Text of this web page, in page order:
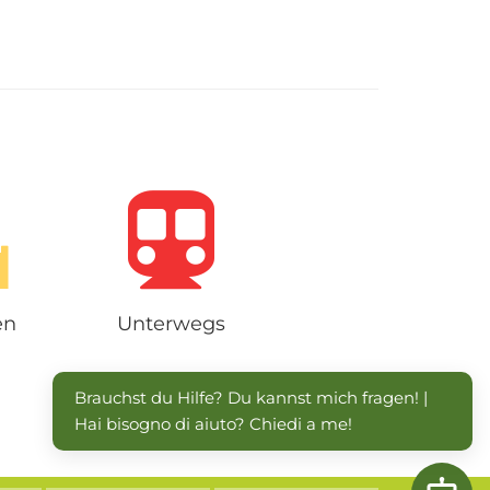
Unterwegs
Brauchst du Hilfe? Du kannst mich fragen! |
Hai bisogno di aiuto? Chiedi a me!